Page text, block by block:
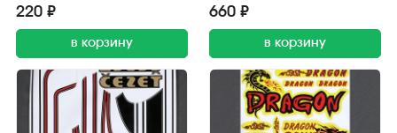
(красно-черный) 15 шт.
220 ₽
в корзину
370х380 мм. (10 шт.)
660 ₽
в корзину